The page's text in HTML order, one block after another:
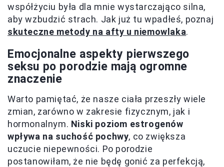
współżyciu była dla mnie wystarczająco silna,
aby wzbudzić strach. Jak już tu wpadłeś, poznaj
skuteczne metody na afty u niemowlaka.
Emocjonalne aspekty pierwszego
seksu po porodzie mają ogromne
znaczenie
Warto pamiętać, że nasze ciała przeszły wiele
zmian, zarówno w zakresie fizycznym, jak i
hormonalnym. Niski poziom estrogenów
wpływa na suchość pochwy, co zwiększa
uczucie niepewności. Po porodzie
postanowiłam, że nie będę gonić za perfekcją,